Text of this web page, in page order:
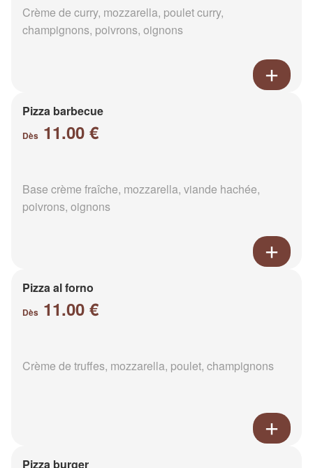
Crème de curry, mozzarella, poulet curry,
champignons, poivrons, oignons
Pizza barbecue
Dès 11.00 €
Base crème fraîche, mozzarella, viande hachée,
poivrons, oignons
Pizza al forno
Dès 11.00 €
Crème de truffes, mozzarella, poulet, champignons
Pizza burger